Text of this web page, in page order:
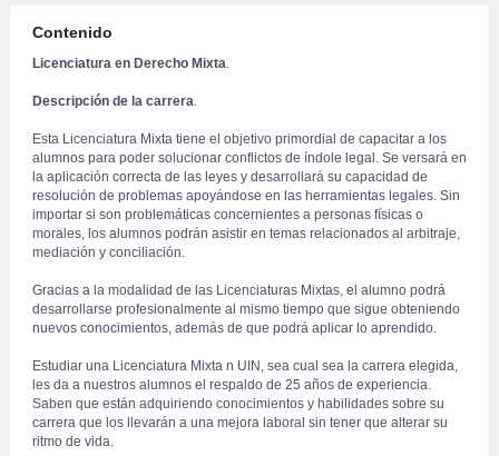
Contenido
Licenciatura en Derecho Mixta.
Descripción de la carrera.
Esta Licenciatura Mixta tiene el objetivo primordial de capacitar a los
alumnos para poder solucionar conflictos de índole legal. Se versará en
la aplicación correcta de las leyes y desarrollará su capacidad de
resolución de problemas apoyándose en las herramientas legales. Sin
importar si son problemáticas concernientes a personas físicas o
morales, los alumnos podrán asistir en temas relacionados al arbitraje,
mediación y conciliación.
Gracias a la modalidad de las Licenciaturas Mixtas, el alumno podrá
desarrollarse profesionalmente al mismo tiempo que sigue obteniendo
nuevos conocimientos, además de que podrá aplicar lo aprendido.
Estudiar una Licenciatura Mixta n UIN, sea cual sea la carrera elegida,
les da a nuestros alumnos el respaldo de 25 años de experiencia.
Saben que están adquiriendo conocimientos y habilidades sobre su
carrera que los llevarán a una mejora laboral sin tener que alterar su
ritmo de vida.